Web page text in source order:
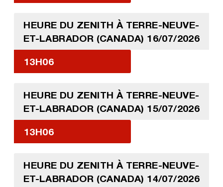
HEURE DU ZENITH À TERRE-NEUVE-
ET-LABRADOR (CANADA) 16/07/2026
13H06
HEURE DU ZENITH À TERRE-NEUVE-
ET-LABRADOR (CANADA) 15/07/2026
13H06
HEURE DU ZENITH À TERRE-NEUVE-
ET-LABRADOR (CANADA) 14/07/2026